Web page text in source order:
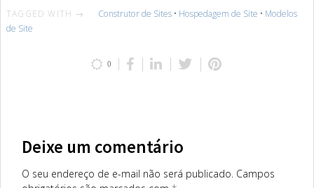
TAGGED WITH → Construtor de Sites• Hospedagem de Site • Modelos
de Site
0
Deixe um comentário
O seu endereço de e-mail não será publicado. Campos